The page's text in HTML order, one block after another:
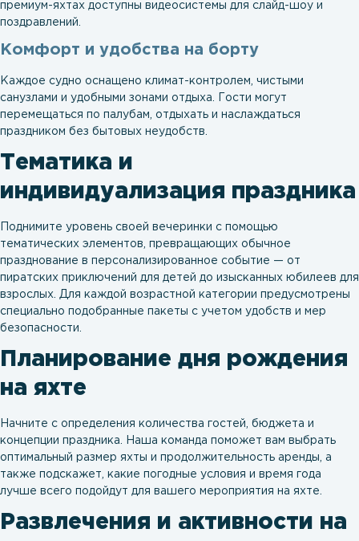
премиум-яхтах доступны видеосистемы для слайд-шоу и
поздравлений.
Комфорт и удобства на борту
Каждое судно оснащено климат-контролем, чистыми
санузлами и удобными зонами отдыха. Гости могут
перемещаться по палубам, отдыхать и наслаждаться
праздником без бытовых неудобств.
Тематика и
индивидуализация праздника
Поднимите уровень своей вечеринки с помощью
тематических элементов, превращающих обычное
празднование в персонализированное событие — от
пиратских приключений для детей до изысканных юбилеев для
взрослых. Для каждой возрастной категории предусмотрены
специально подобранные пакеты с учетом удобств и мер
безопасности.
Планирование дня рождения
на яхте
Начните с определения количества гостей, бюджета и
концепции праздника. Наша команда поможет вам выбрать
оптимальный размер яхты и продолжительность аренды, а
также подскажет, какие погодные условия и время года
лучше всего подойдут для вашего мероприятия на яхте.
Развлечения и активности на